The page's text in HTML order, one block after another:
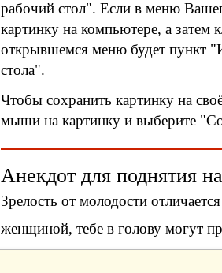
рабочий стол". Если в меню
картинку на компьютере, а затем
открывшемся меню будет пункт
стола".
Чтобы сохранить картинку на
мыши на картинку и выберите
Анекдот для поднятия
Зрелость от молодости
женщиной, тебе в голову могут